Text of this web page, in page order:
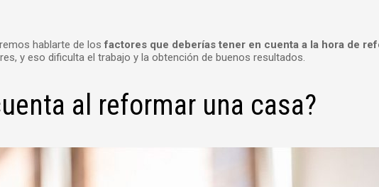
hablarte de losfactores que deberías tener en cuenta a la hora de
y eso dificulta el trabajo y la obtención de buenos resultados.
al reformar una casa?